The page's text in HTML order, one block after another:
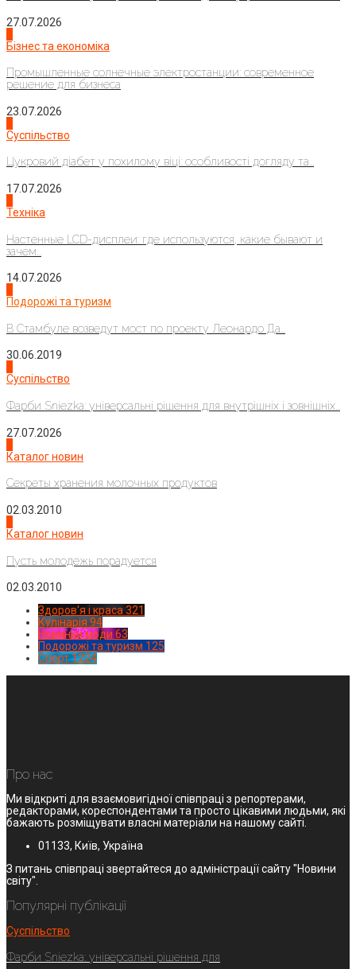
27.07.2026
Бізнес та економіка
Промышленные солнечные электростанции: современное
решение для бизнеса
23.07.2026
Суспільство
Цукровий діабет у похилому віці: особливості догляду та...
17.07.2026
Техніка
Настенные LCD-дисплеи: где используются, какие бывают и
зачем...
14.07.2026
Подорожі та туризм
В Стамбуле возведут мост по проекту Леонардо Да...
30.06.2019
Суспільство
Фарби Sniezka: універсальні рішення для внутрішніх і зовнішніх...
27.07.2026
Каталог новин
Секреты хранения молочных продуктов
02.03.2010
Каталог новин
Пусть молодежь порадуется
02.03.2010
Здоров'я і краса 321
Кулінарія 94
Новинки моди 63
Подорожі та туризм 125
Спорт1224
Про нас
Ми відкриті для взаємовигідної співпраці з репортерами,
редакторами, кореспондентами та просто цікавими людьми, які
бажають розміщувати власні матеріали на нашому сайті.
01133, Київ, Україна
З питань співпраці звертайтеся до адміністрації сайту "Новини
світу".
Популярні публікації
Суспільство
Фарби Sniezka: універсальні рішення для